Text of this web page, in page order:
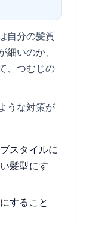
自分の髪質
いのか、
、つむじの
うな対策が
スタイルに
髪型にす
すること